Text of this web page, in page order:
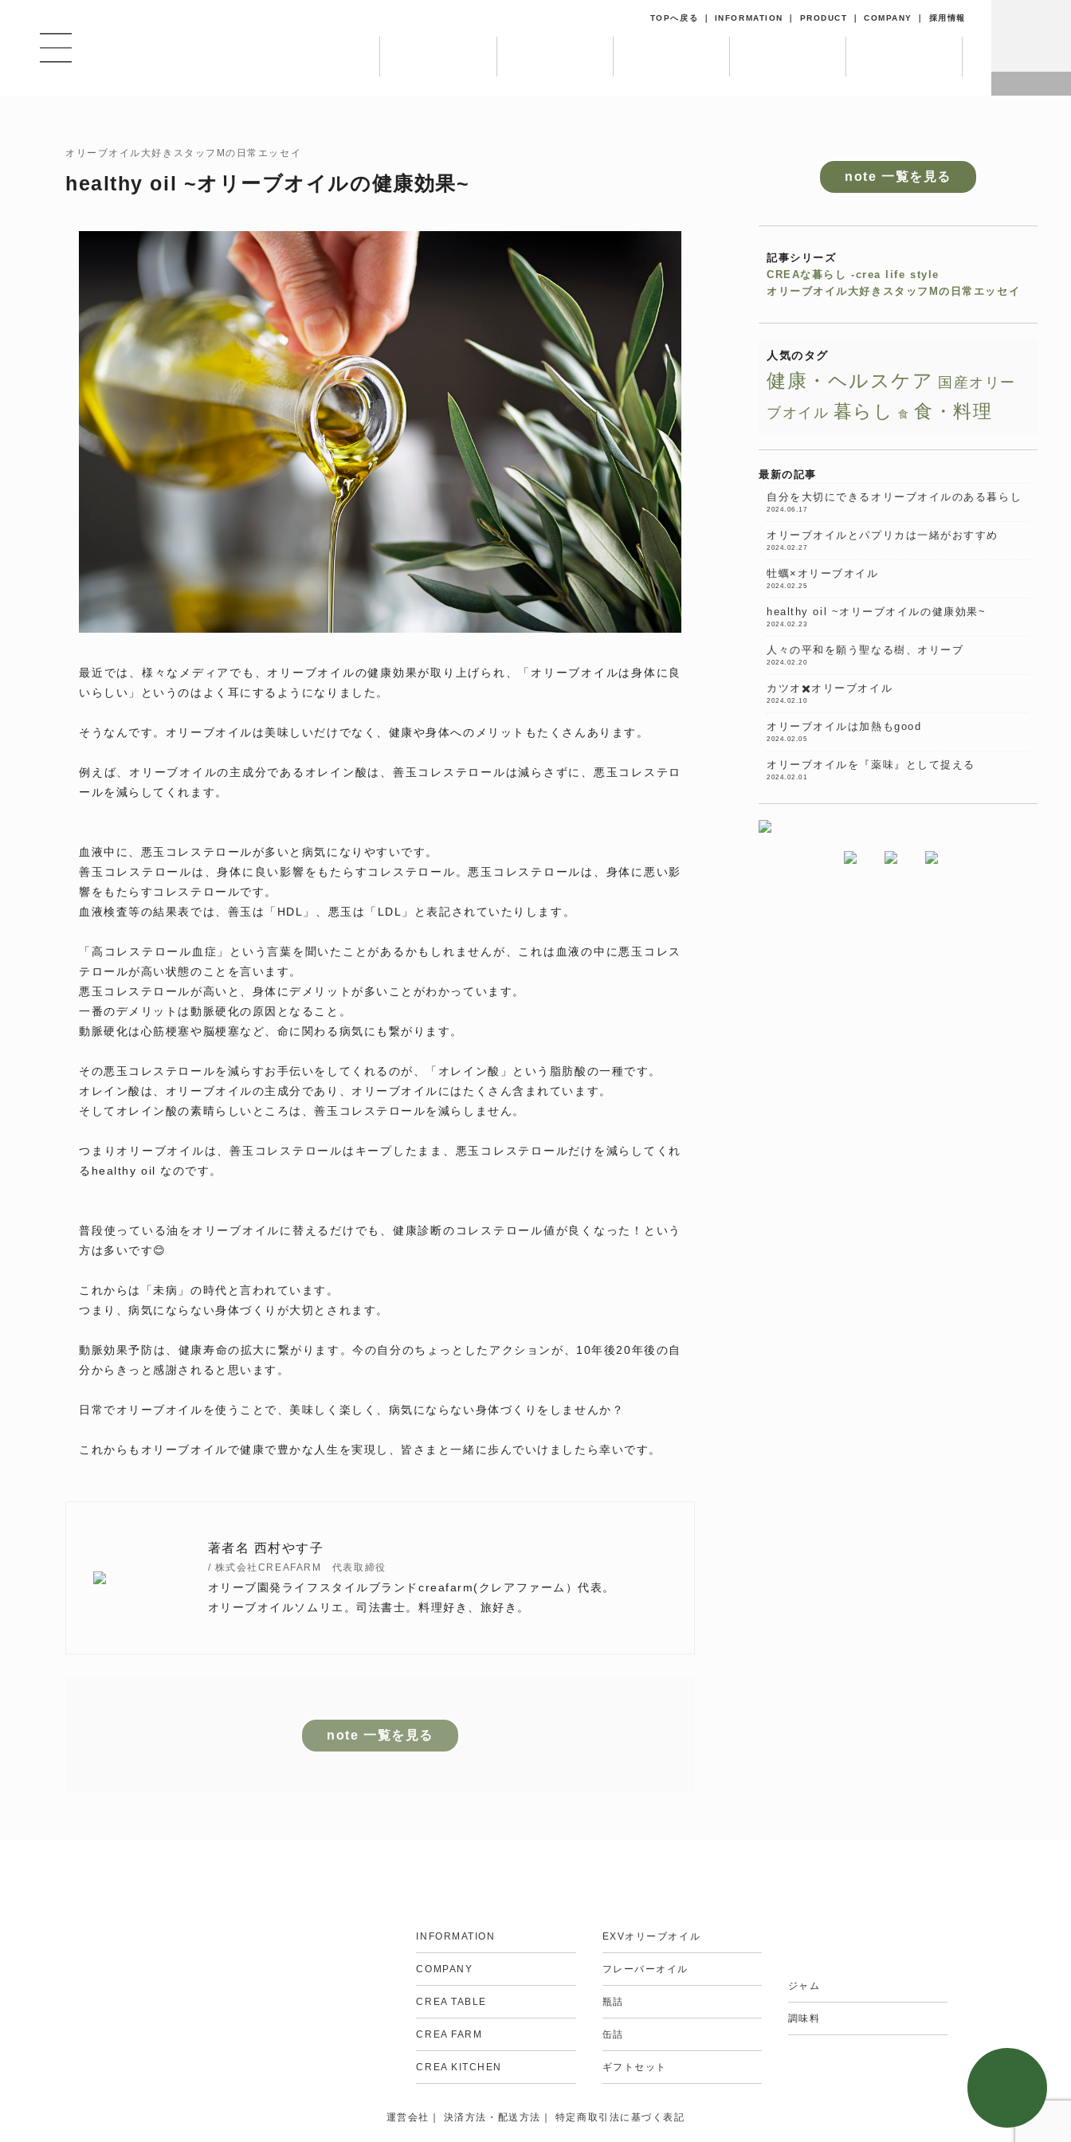
TOPへ戻る INFORMATION PRODUCT ｜COMPANY 採用情報
オリーブオイル大好きスタッフMの日常エッセイ
healthy oil ~オリーブオイルの健康効果~
最近では、様々なメディアでも、オリーブオイルの健康効果が取り上げられ、「オリーブオイルは身体に良
いらしい」というのはよく耳にするようになりました。
そうなんです。オリーブオイルは美味しいだけでなく、健康や身体へのメリットもたくさんあります。
例えば、オリーブオイルの主成分であるオレイン酸は、善玉コレステロールは減らさずに、悪玉コレステロ
ールを減らしてくれます。
血液中に、悪玉コレステロールが多いと病気になりやすいです。
善玉コレステロールは、身体に良い影響をもたらすコレステロール。悪玉コレステロールは、身体に悪い影
響をもたらすコレステロールです。
血液検査等の結果表では、善玉は「HDL」、悪玉は「LDL」と表記されていたりします。
「高コレステロール血症」という言葉を聞いたことがあるかもしれませんが、これは血液の中に悪玉コレス
テロールが高い状態のことを言います。
悪玉コレステロールが高いと、身体にデメリットが多いことがわかっています。
一番のデメリットは動脈硬化の原因となること。
動脈硬化は心筋梗塞や脳梗塞など、命に関わる病気にも繋がります。
その悪玉コレステロールを減らすお手伝いをしてくれるのが、「オレイン酸」という脂肪酸の一種です。
オレイン酸は、オリーブオイルの主成分であり、オリーブオイルにはたくさん含まれています。
そしてオレイン酸の素晴らしいところは、善玉コレステロールを減らしません。
つまりオリーブオイルは、善玉コレステロールはキープしたまま、悪玉コレステロールだけを減らしてくれ
るhealthy oil なのです。
普段使っている油をオリーブオイルに替えるだけでも、健康診断のコレステロール値が良くなった！という
方は多いです😊
これからは「未病」の時代と言われています。
つまり、病気にならない身体づくりが大切とされます。
動脈効果予防は、健康寿命の拡大に繋がります。今の自分のちょっとしたアクションが、10年後20年後の自
分からきっと感謝されると思います。
日常でオリーブオイルを使うことで、美味しく楽しく、病気にならない身体づくりをしませんか？
これからもオリーブオイルで健康で豊かな人生を実現し、皆さまと一緒に歩んでいけましたら幸いです。
著者名 西村やす子
/ 株式会社CREAFARM 代表取締役
オリーブ園発ライフスタイルブランドcreafarm(クレアファーム）代表。
オリーブオイルソムリエ。司法書士。料理好き、旅好き。
note 一覧を見る
note 一覧を見る
記事シリーズ
CREAな暮らし -crea life style
オリーブオイル大好きスタッフMの日常エッセイ
人気のタグ
健康・ヘルスケア 国産オリー
ブオイル 暮らし 食 食・料理
最新の記事
自分を大切にできるオリーブオイルのある暮らし
2024.06.17
オリーブオイルとパプリカは一緒がおすすめ
2024.02.27
牡蠣×オリーブオイル
2024.02.25
healthy oil ~オリーブオイルの健康効果~
2024.02.23
人々の平和を願う聖なる樹、オリーブ
2024.02.20
カツオ✖️オリーブオイル
2024.02.10
オリーブオイルは加熱もgood
2024.02.05
オリーブオイルを『薬味』として捉える
2024.02.01
INFORMATION
COMPANY
CREA TABLE
CREA FARM
CREA KITCHEN
EXVオリーブオイル
フレーバーオイル
瓶詰
缶詰
ギフトセット
ジャム
調味料
運営会社 決済方法・配送方法 特定商取引法に基づく表記